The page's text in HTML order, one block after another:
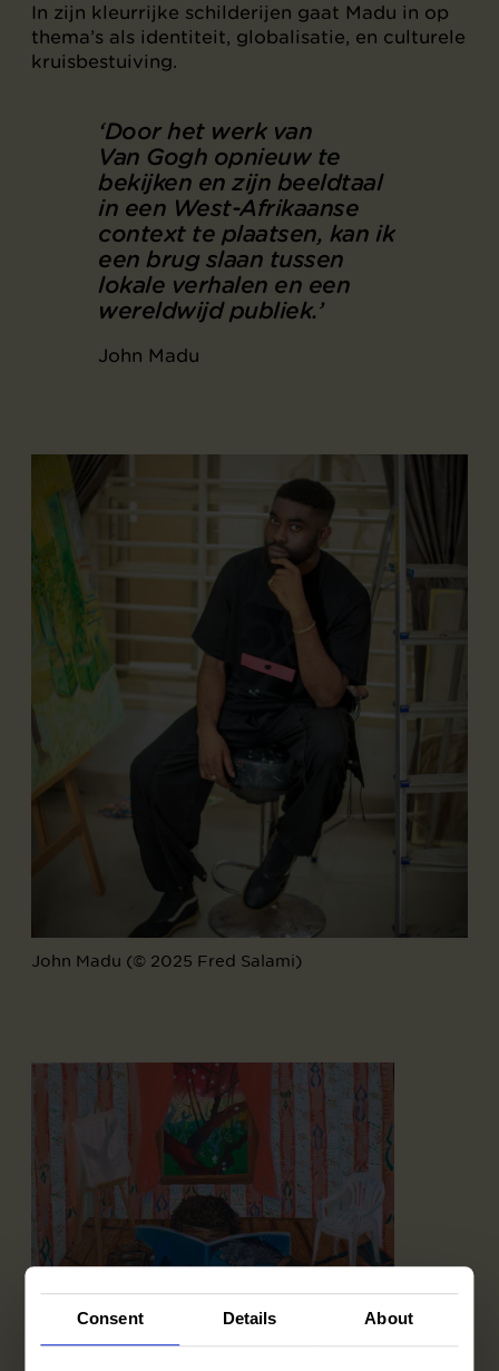
Consent Details About
In zijn kleurrijke schilderijen gaat Madu in op
thema’s als identiteit, globalisatie, en culturele
kruisbestuiving.
‘Door het werk van
Van Gogh opnieuw te
bekijken en zijn beeldtaal
in een West-Afrikaanse
context te plaatsen, kan ik
een brug slaan tussen
lokale verhalen en een
wereldwijd publiek.’
John Madu
John Madu (© 2025 Fred Salami)